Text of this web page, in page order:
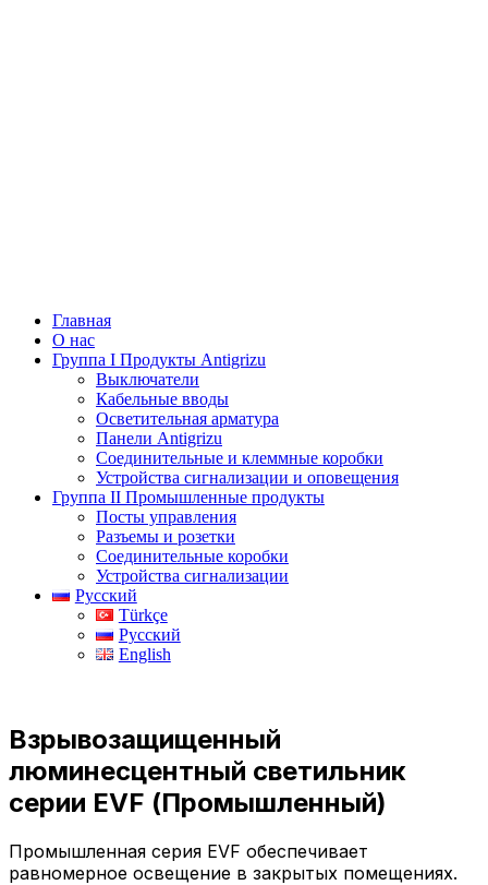
Главная
О нас
Группа I Продукты Antigrizu
Выключатели
Кабельные вводы
Осветительная арматура
Панели Antigrizu
Соединительные и клеммные коробки
Устройства сигнализации и оповещения
Группа II Промышленные продукты
Посты управления
Разъемы и розетки
Соединительные коробки
Устройства сигнализации
Русский
Türkçe
Русский
English
Взрывозащищенный
люминесцентный светильник
серии EVF (Промышленный)
Промышленная серия EVF обеспечивает
равномерное освещение в закрытых помещениях.